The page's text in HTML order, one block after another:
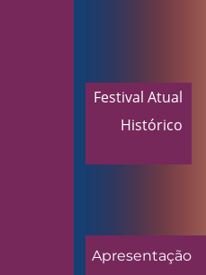
Festival Atual
Histórico
Apresentação